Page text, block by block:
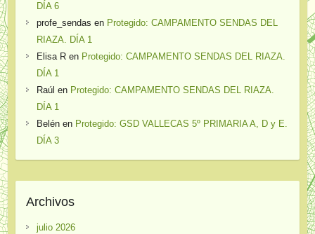
DÍA 6
profe_sendas en Protegido: CAMPAMENTO SENDAS DEL
RIAZA. DÍA 1
Elisa Ren Protegido: CAMPAMENTO SENDAS DEL RIAZA.
DÍA 1
Raúl en Protegido: CAMPAMENTO SENDAS DEL RIAZA.
DÍA 1
Belénen Protegido: GSD VALLECAS 5º PRIMARIA A, D y E.
DÍA 3
Archivos
julio 2026